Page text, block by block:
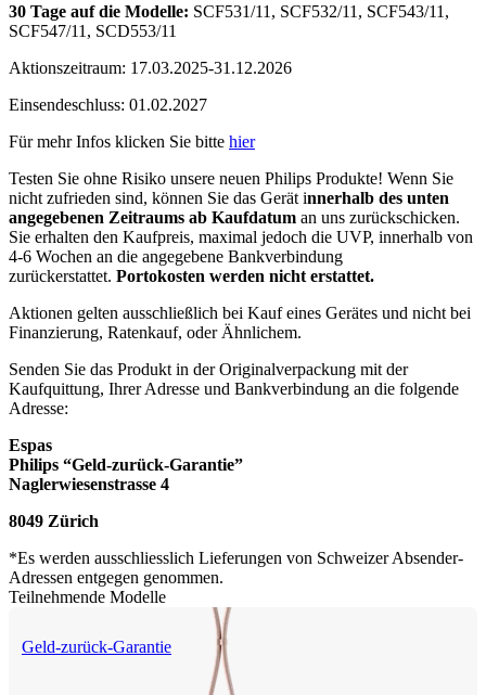
30 Tage auf die Modelle: SCF531/11, SCF532/11, SCF543/11,
SCF547/11, SCD553/11
Aktionszeitraum: 17.03.2025-31.12.2026
Einsendeschluss: 01.02.2027
Für mehr Infos klicken Sie bitte hier
Testen Sie ohne Risiko unsere neuen Philips Produkte! Wenn Sie
nicht zufrieden sind, können Sie das Gerät innerhalb des unten
angegebenen Zeitraums ab Kaufdatum an uns zurückschicken.
Sie erhalten den Kaufpreis, maximal jedoch die UVP, innerhalb von
4-6 Wochen an die angegebene Bankverbindung
zurückerstattet. Portokosten werden nicht erstattet.
Aktionen gelten ausschließlich bei Kauf eines Gerätes und nicht bei
Finanzierung, Ratenkauf, oder Ähnlichem.
Senden Sie das Produkt in der Originalverpackung mit der
Kaufquittung, Ihrer Adresse und Bankverbindung an die folgende
Adresse:
Espas
Philips “Geld-zurück-Garantie”
Naglerwiesenstrasse 4
8049 Zürich
*Es werden ausschliesslich Lieferungen von Schweizer Absender-
Adressen entgegen genommen.
Teilnehmende Modelle
Geld-zurück-Garantie